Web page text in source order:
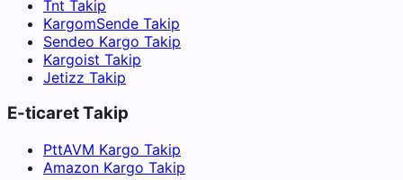
Tnt Takip
KargomSende Takip
Sendeo Kargo Takip
Kargoist Takip
Jetizz Takip
E-ticaret Takip
PttAVM Kargo Takip
Amazon Kargo Takip